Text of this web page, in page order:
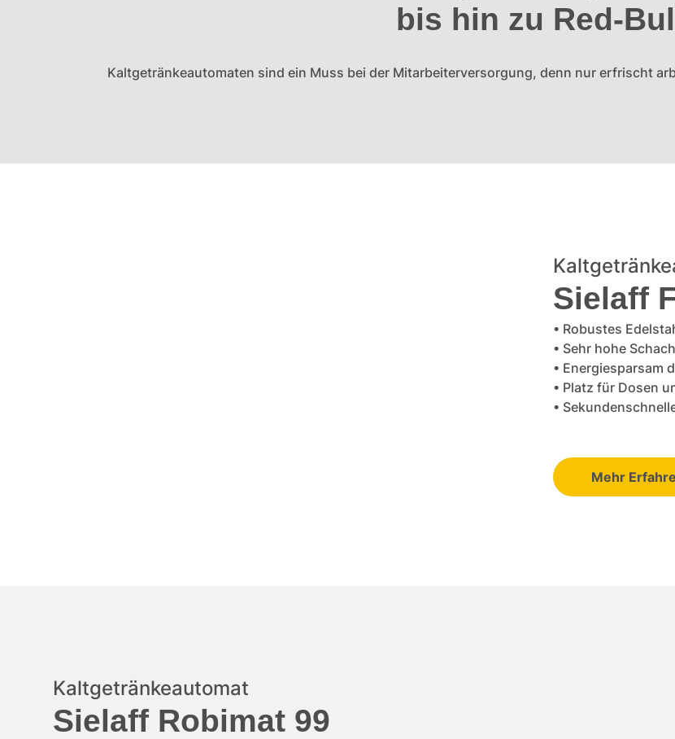
bis hin zu Red-
Kaltgetränkeautomaten sind ein Muss bei der Mitarbeiterversorgung, denn nur erfrischt
Sielaff
• Robustes
• Sehr hohe
• Energiesparsam
• Platz für Dosen
•
Mehr
Kaltgetränkeautomat
Sielaff Robimat 99